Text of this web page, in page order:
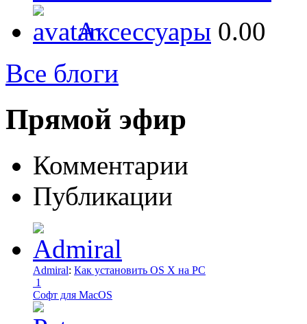
Аксессуары 0.00
Все блоги
Прямой эфир
Комментарии
Публикации
Admiral: Как установить OS X на PC
1
Софт для MacOS